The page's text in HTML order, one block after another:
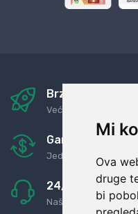
Mi
Ova
druge
bi
Brza i sigurna
Već za nekoliko dana
Garancija u
Jednostavno pravilo:
24/7 odlična
Naši agenti uvijek na